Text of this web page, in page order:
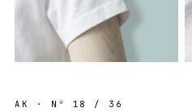
AK · Nº 18 / 36